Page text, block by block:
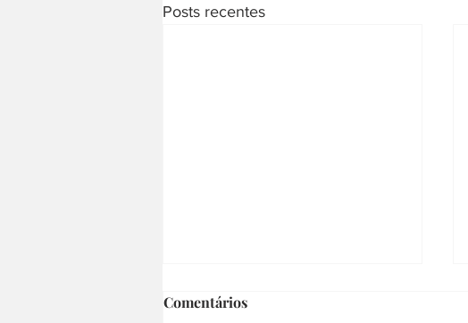
Posts recentes
Comentários